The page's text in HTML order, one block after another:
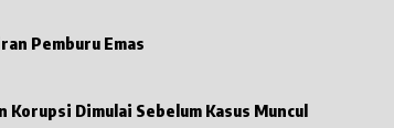
Pemburu Emas
Dimulai Sebelum Kasus Muncul